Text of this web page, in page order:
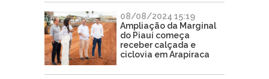
08/08/2024 15:19
Ampliação da Marginal
do Piauí começa
receber calçada e
ciclovia em Arapiraca